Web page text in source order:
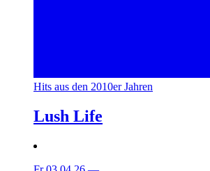
Hits aus den 2010er Jahren
Lush Life